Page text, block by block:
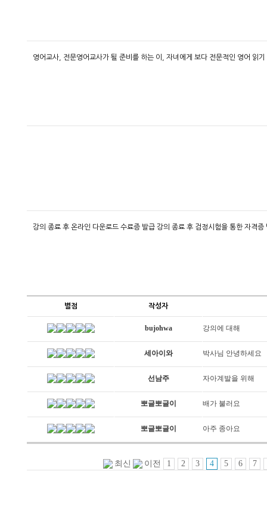
영어교사, 전문영어교사가 될 준비를 하는 이, 자녀에게 보다 전문적인 영어 읽
강의 종료 후 온라인 다운로드 수료증 발급 강의 종료 후 검정시험을 통한 자격
별점 작성자
bujohwa 강의에 대해
세아이와 박사님 안녕하세요
선남주 자아계발을 위해
뽀글뽀글이 배가 불러요
뽀글뽀글이 아주 종아요
최신 이전 1 2 3 4 5 6 7